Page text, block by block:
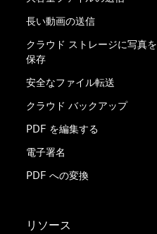
長い動画の送信
クラウド ストレージに写真を
保存
安全なファイル転送
クラウド バックアップ
PDF を編集する
電子署名
PDF への変換
リソース